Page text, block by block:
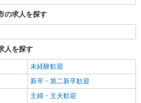
詳細を見る
式会社 メディカルケア事業部/熊本オフィ
タッフ／資格あり or 経験者
円〜1,400円 ◆無資格・経験者：時
円〜 ◆初任者研修・未経験：時給1,320
初任者研修・経験者：時給1,350円〜 ◆介
時給1,400円〜 ※経験者は3ヶ月以上 ※
本県宇土市 【最寄駅】JR三角線「赤瀬」駅
の求人を探す
人を探す
未経験歓迎
新卒・第二新卒歓迎
主婦・主夫歓迎